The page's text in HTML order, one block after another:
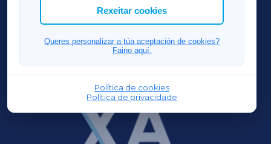
Rexeitar cookies
Queres personalizar a túa aceptación de cookies?
Faino aquí.
Política de cookies
Política de privacidade
ACORUÑAXA
FERROLXA
OURENSEXA